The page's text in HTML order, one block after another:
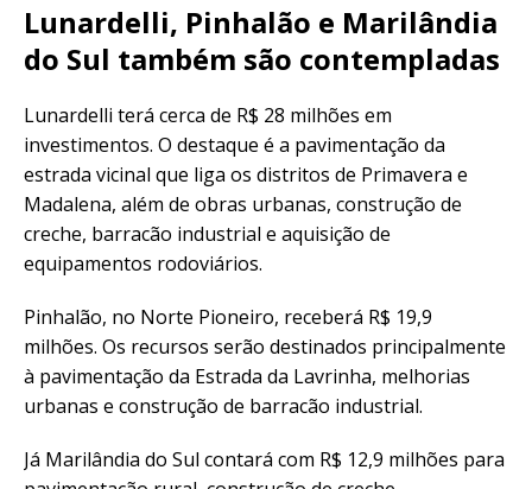
Lunardelli, Pinhalão e Marilândia
do Sul também são contempladas
Lunardelli terá cerca de R$ 28 milhões em
investimentos. O destaque é a pavimentação da
estrada vicinal que liga os distritos de Primavera e
Madalena, além de obras urbanas, construção de
creche, barracão industrial e aquisição de
equipamentos rodoviários.
Pinhalão, no Norte Pioneiro, receberá R$ 19,9
milhões. Os recursos serão destinados principalmente
à pavimentação da Estrada da Lavrinha, melhorias
urbanas e construção de barracão industrial.
Já Marilândia do Sul contará com R$ 12,9 milhões para